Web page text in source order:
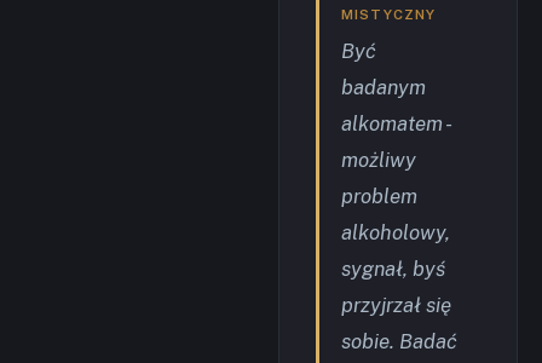
MISTYCZNY
Być
badanym
alkomatem -
możliwy
problem
alkoholowy,
sygnał, byś
przyjrzał się
sobie. Badać